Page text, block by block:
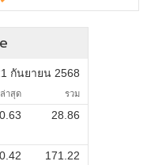
กันยายน 2568
ล่าสุด รวม
0.63 28.86
0.42 171.22